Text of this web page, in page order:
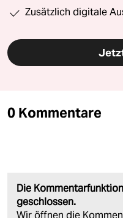
Zusätzlich digitale
0 Kommentare
Die
geschlossen.
Wir öffnen die